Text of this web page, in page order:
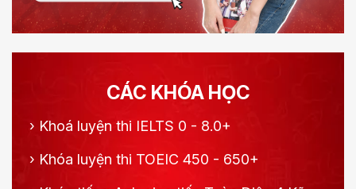
CÁC KHÓA HỌC
› Khoá luyện thi IELTS 0 - 8.0+
› Khóa luyện thi TOEIC 450 - 650+